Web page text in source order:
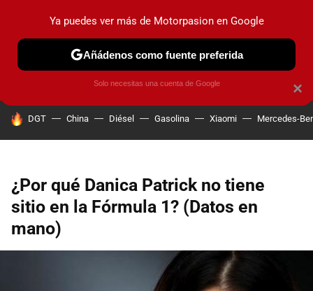
PRUEBAS COCHES ELÉCTRICOS OBSERVATORIO
HOY SE HABLA DE
DGT China Diésel Gasolina Xiaomi Mercedes-
¿Por qué Danica Patrick no tiene
sitio en la Fórmula 1? (Datos en
mano)
×
Ya puedes ver más de Motorpasion en Google
Añádenos como fuente preferida
Solo necesitas una cuenta de Google